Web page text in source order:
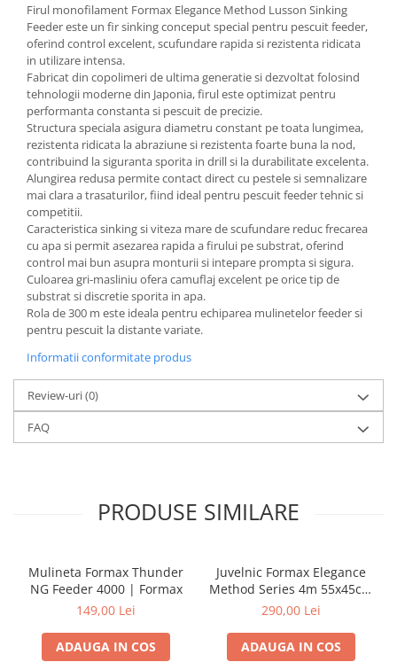
Firul monofilament Formax Elegance Method Lusson Sinking
Feeder este un fir sinking conceput special pentru pescuit feeder,
oferind control excelent, scufundare rapida si rezistenta ridicata
in utilizare intensa.
Fabricat din copolimeri de ultima generatie si dezvoltat folosind
tehnologii moderne din Japonia, firul este optimizat pentru
performanta constanta si pescuit de precizie.
Structura speciala asigura diametru constant pe toata lungimea,
rezistenta ridicata la abraziune si rezistenta foarte buna la nod,
contribuind la siguranta sporita in drill si la durabilitate excelenta.
Alungirea redusa permite contact direct cu pestele si semnalizare
mai clara a trasaturilor, fiind ideal pentru pescuit feeder tehnic si
competitii.
Caracteristica sinking si viteza mare de scufundare reduc frecarea
cu apa si permit asezarea rapida a firului pe substrat, oferind
control mai bun asupra monturii si intepare prompta si sigura.
Culoarea gri-masliniu ofera camuflaj excelent pe orice tip de
substrat si discretie sporita in apa.
Rola de 300 m este ideala pentru echiparea mulinetelor feeder si
pentru pescuit la distante variate.
Informatii conformitate produs
Review-uri(0)
FAQ
PRODUSE SIMILARE
Mulineta Formax Thunder
NG Feeder 4000 | Formax
149,00 Lei
ADAUGA IN COS
Juvelnic Formax Elegance
Method Series 4m 55x45cm
| Formax
290,00 Lei
ADAUGA IN COS